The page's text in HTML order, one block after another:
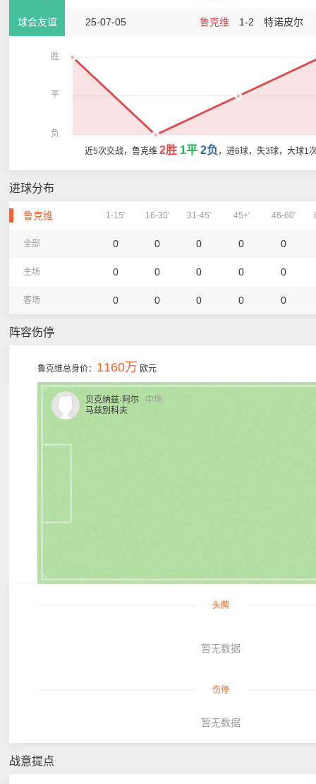
球会友谊 25-07-05 鲁克维 1-2 特诺皮尔
胜
平
负
近5次交战，鲁克维 2胜 1平 2负 ，进6球，失3球，大球1
进球分布
鲁克维 1-15' 16-30' 31-45' 45+' 46-60'
全部 0 0 0 0 0
主场 0 0 0 0 0
客场 0 0 0 0 0
阵容伤停
鲁克维总身价： 1160万 欧元
中场
贝克纳兹·阿尔
马兹别科夫
头牌
暂无数据
伤停
暂无数据
战意提点